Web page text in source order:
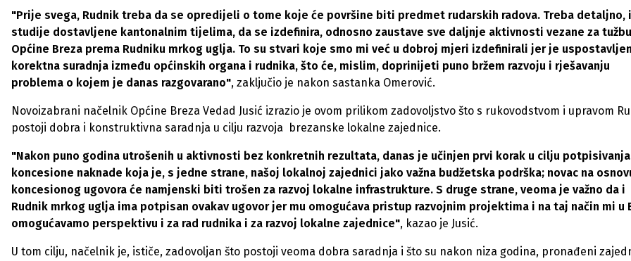
"Prije svega, Rudnik treba da se opredijeli o tome koje će površine biti predmet rudarskih radova. Treba detaljno,
studije dostavljene kantonalnim tijelima, da se izdefinira, odnosno zaustave sve daljnje aktivnosti vezane za tužbu
Općine Breza prema Rudniku mrkog uglja. To su stvari koje smo mi već u dobroj mjeri izdefinirali jer je
korektna suradnja između općinskih organa i rudnika, što će, mislim, doprinijeti puno bržem razvoju i rješavanju
problema o kojem je danas razgovarano", zaključio je nakon sastanka Omerović.
Novoizabrani načelnik Općine Breza Vedad Jusić izrazio je ovom prilikom zadovoljstvo što s rukovodstvom i upravom
postoji dobra i konstruktivna saradnja u cilju razvoja brezanske lokalne zajednice.
"Nakon puno godina utrošenih u aktivnosti bez konkretnih rezultata, danas je učinjen prvi korak u cilju potpisivanja
koncesione naknade koja je, s jedne strane, našoj lokalnoj zajednici jako važna budžetska podrška; novac na
koncesionog ugovora će namjenski biti trošen za razvoj lokalne infrastrukture. S druge strane, veoma je važno da i
Rudnik mrkog uglja ima potpisan ovakav ugovor jer mu omogućava pristup razvojnim projektima i na taj način mi u
omogućavamo perspektivu i za rad rudnika i za razvoj lokalne zajednice", kazao je Jusić.
U tom cilju, načelnik je, ističe, zadovoljan što postoji veoma dobra saradnja i što su nakon niza godina, pronađeni